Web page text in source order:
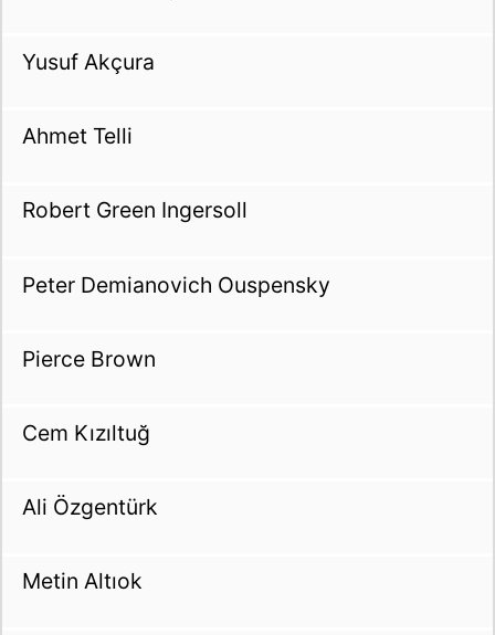
Yusuf Akçura
Ahmet Telli
Robert Green Ingersoll
Peter Demianovich Ouspensky
Pierce Brown
Cem Kızıltuğ
Ali Özgentürk
Metin Altıok